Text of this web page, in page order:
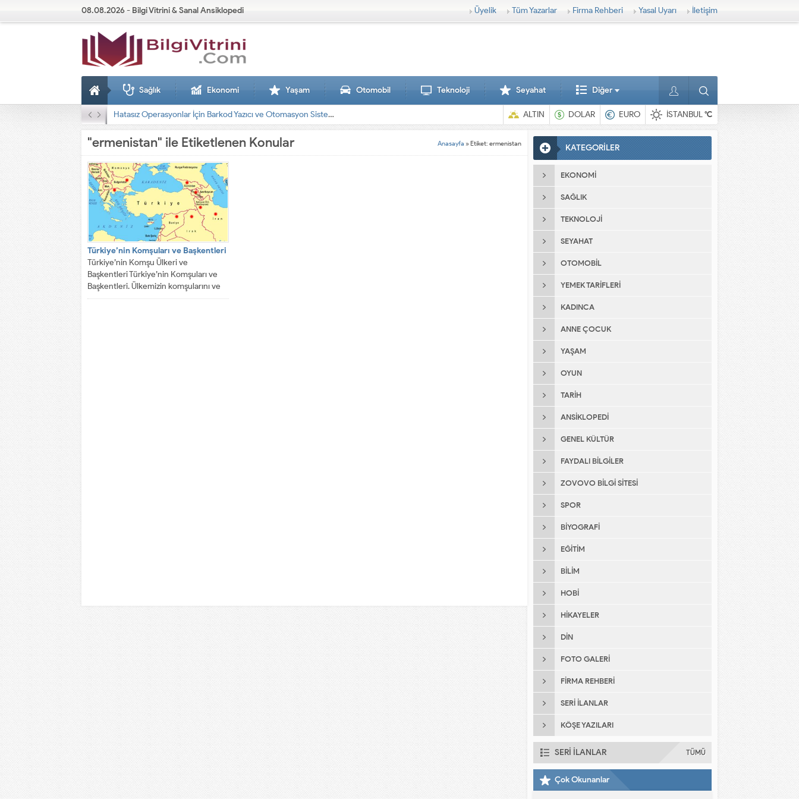
08.08.2026 - Bilgi Vitrini & Sanal Ansiklopedi Üyelik Tüm Yazarlar Firma Rehberi Yasal Uyarı İletişim
Sağlık Ekonomi Yaşam Otomobil Teknoloji Seyahat Diğer
Dizel Jeneratörler ALTIN DOLAR EURO İSTANBUL°C
Anasayfa »Etiket: ermenistan
"ermenistan" ile Etiketlenen Konular
Türkiye’nin Komşuları ve Başkentleri
Türkiye’nin Komşu Ülkeri ve
Başkentleri Türkiye’nin Komşuları ve
Başkentleri. Ülkemizin komşularını ve
bu komşuların özelliklerini...
KATEGORİLER
EKONOMI
SAĞLIK
TEKNOLOJI
SEYAHAT
OTOMOBIL
YEMEK TARIFLERI
KADINCA
ANNE ÇOCUK
YAŞAM
OYUN
TARIH
ANSIKLOPEDI
GENEL KÜLTÜR
FAYDALI BILGILER
ZOVOVO BILGI SITESI
SPOR
BIYOGRAFI
EĞITIM
BILIM
HOBI
HIKAYELER
DIN
FOTO GALERI
FIRMA REHBERI
SERI İLANLAR
KÖŞE YAZILARI
SERİ İLANLAR TÜMÜ
Çok Okunanlar